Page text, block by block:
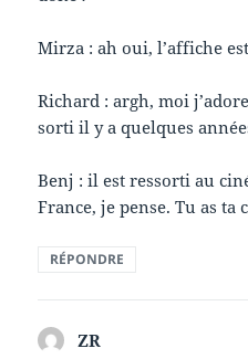
Mirza : ah oui, l’affiche
Richard : argh, moi
sorti il y a quelques
Benj : il est ressorti au
France, je pense. Tu as ta
RÉPONDRE
ZR